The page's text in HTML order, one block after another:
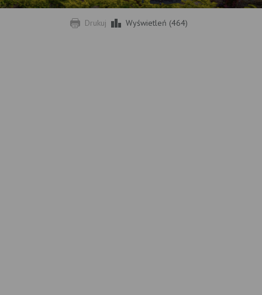
Drukuj Wyświetleń (464)